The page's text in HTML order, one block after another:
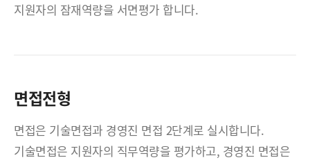
지원자의 잠재역량을 서면평가 합니다.
면접전형
면접은 기술면접과 경영진 면접 2단계로 실시합니다.
기술면접은 지원자의 직무역량을 평가하고, 경영진 면접은